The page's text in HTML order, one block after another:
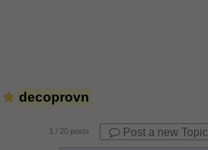
decoprovn
1 / 20 posts Post a new Topic